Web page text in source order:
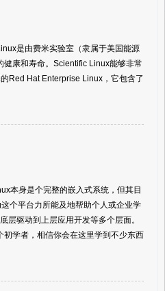
是由费米实验室（隶属于美国能源
康和寿命。Scientific Linux能够非常
Red Hat Enterprise Linux，它包含了
本身是个完整的嵌入式系统，但其目
个平台力所能及地帮助个人或企业学
层驱动到上层应用开发等多个层面。
学者，相信你会在这里学到不少东西